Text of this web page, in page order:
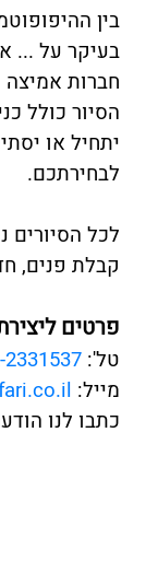
בין
בעיקר על ...
חברות אמיצה
הסיור כולל
יתחיל או
לבחירתכם.
לכל הסיורים
קבלת פנים,
פרטים
טל': 2331537
מייל:
כתבו לנו